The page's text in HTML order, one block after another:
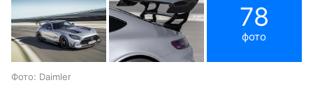
78
фото
Фото: Daimler